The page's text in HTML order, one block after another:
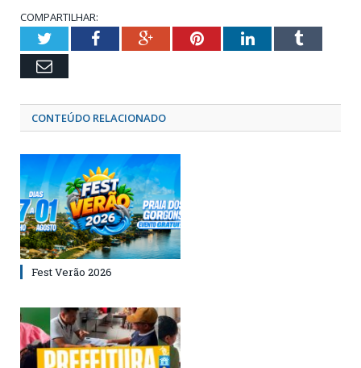
COMPARTILHAR:
TwitterFacebookGoogle+PinterestLinkedInTumblr
Email
CONTEÚDO RELACIONADO
Fest Verão 2026